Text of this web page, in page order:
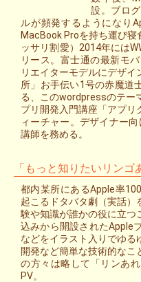
設。ブロ
ルが頻発するようになり
MacBook Proを持ち運び寝
ッサリ割愛）2014年には
リース。富士通の最新モ
リエイターモデルにデザ
所」お手伝い1号の赤魔道
る、このwordpressのテー
プリ開発入門講座「アプリ
ィーチャー。デザイナー
講師を務める。
「もっと知りたいリンゴ
都内某所にあるApple率
起こるドタバタ劇（実話）
験や知識が誰かの役に立つ
込みから開設されたApple
などをイラスト入りでゆる
開発など簡単な技術的なこ
の方々は略して「リンあ
PV。